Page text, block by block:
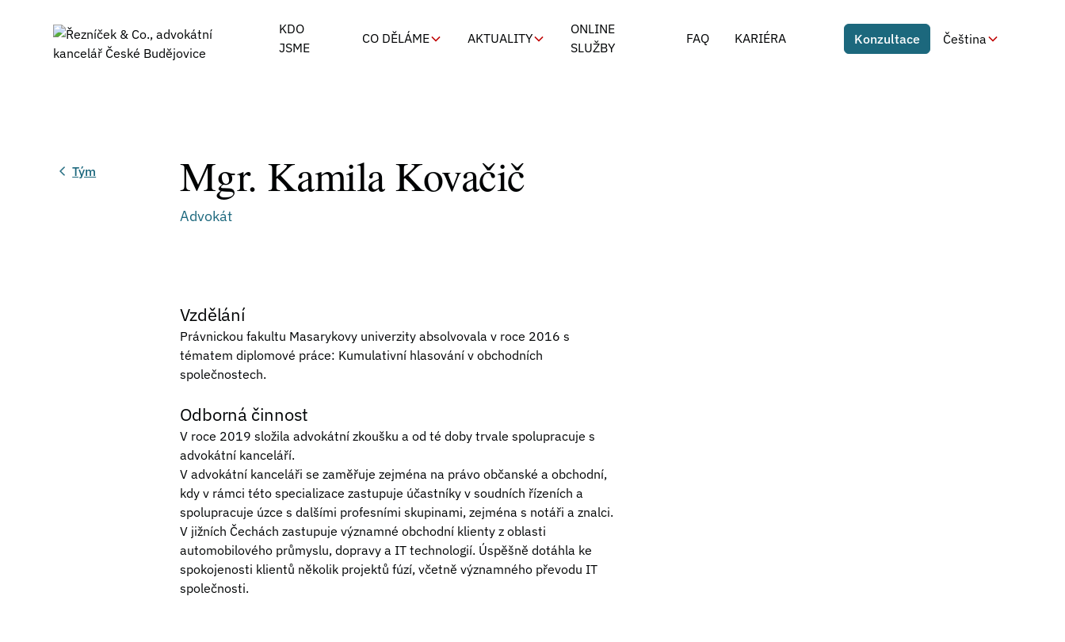
KDO
JSME
CO DĚLÁME AKTUALITY
ONLINE
SLUŽBY
FAQ KARIÉRA Konzultace Čeština
Tým Mgr. Kamila Kovačič
Advokát
Vzdělání
Právnickou fakultu Masarykovy univerzity absolvovala v roce 2016 s
tématem diplomové práce: Kumulativní hlasování v obchodních
společnostech.
Odborná činnost
V roce 2019 složila advokátní zkoušku a od té doby trvale spolupracuje s
advokátní kanceláří.
V advokátní kanceláři se zaměřuje zejména na právo občanské a obchodní,
kdy v rámci této specializace zastupuje účastníky v soudních řízeních a
spolupracuje úzce s dalšími profesními skupinami, zejména s notáři a znalci.
V jižních Čechách zastupuje významné obchodní klienty z oblasti
automobilového průmyslu, dopravy a IT technologií. Úspěšně dotáhla ke
spokojenosti klientů několik projektů fúzí, včetně významného převodu IT
společnosti.